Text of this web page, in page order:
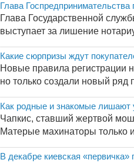
Глава
Глава Государственной
выступает за лишение
Какие сюрпризы ждут
Новые правила регистрации
но только создали новый ряд
Как родные и знакомые лишают
Чапкис, ставший жертвой
Матерые махинаторы только
В декабре киевская